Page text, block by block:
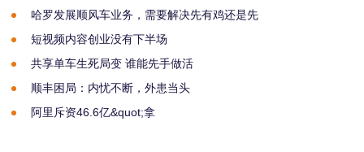
哈罗发展顺风车业务，需要解决先有鸡还是先
短视频内容创业没有下半场
共享单车生死局变 谁能先手做活
顺丰困局：内忧不断，外患当头
阿里斥资46.6亿&quot;拿